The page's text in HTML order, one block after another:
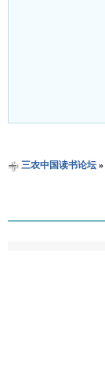
三农中国读书论坛»